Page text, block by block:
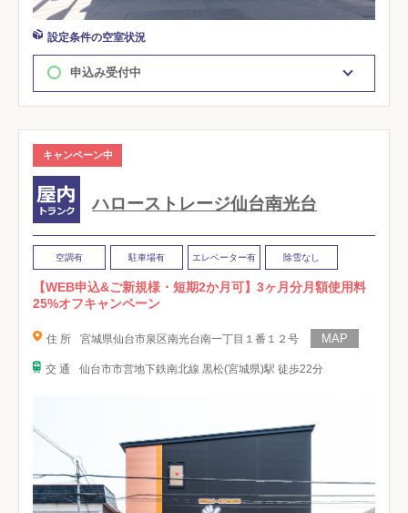
設定条件の空室状況
申込み受付中
キャンペーン中
ハローストレージ仙台南光台
空調有 駐車場有 エレベーター有 除雪なし
【WEB申込&ご新規様・短期2か月可】3ヶ月分月額使用料
25%オフキャンペーン
住 所 宮城県仙台市泉区南光台南一丁目１番１２号
交 通 仙台市市営地下鉄南北線 黒松(宮城県)駅 徒歩22分